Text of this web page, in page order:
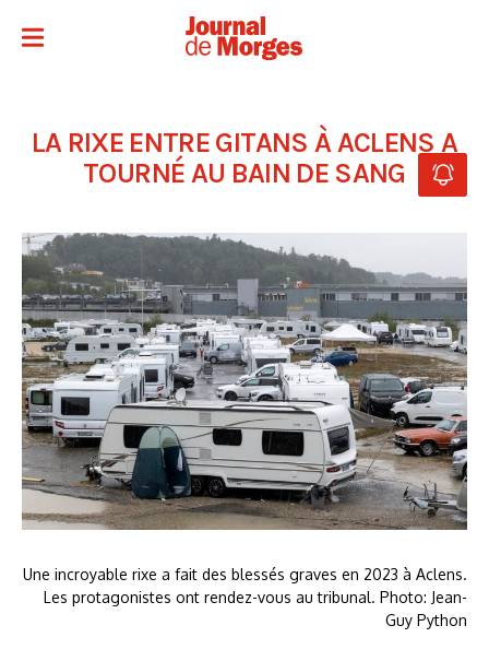
LA RIXE ENTRE GITANS À ACLENS A
TOURNÉ AU BAIN DE SANG
Une incroyable rixe a fait des blessés graves en 2023 à Aclens.
Les protagonistes ont rendez-vous au tribunal. Photo: Jean-
Guy Python